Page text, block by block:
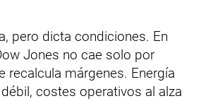
pero dicta condiciones. En
Jones no cae solo por
recalcula márgenes. Energía
costes operativos al alza